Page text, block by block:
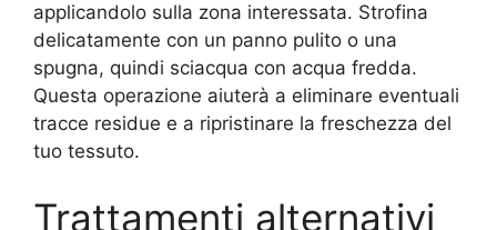
applicandolo sulla zona interessata. Strofina
delicatamente con un panno pulito o una
spugna, quindi sciacqua con acqua fredda.
Questa operazione aiuterà a eliminare eventuali
tracce residue e a ripristinare la freschezza del
tuo tessuto.
Trattamenti alternativi